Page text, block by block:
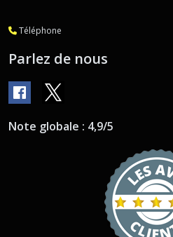
Téléphone
Parlez de nous
Note globale : 4,9/5